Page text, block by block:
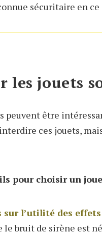
sécuritaire en
les jouets
peuvent être
ces jouets,
pour choisir un
sur l’utilité des
le bruit de sirène est